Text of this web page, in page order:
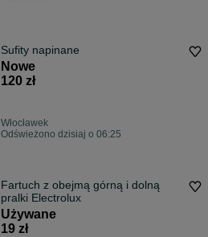
Sufity napinane
Nowe
120 zł
Włocławek
Odświeżono dzisiaj o 06:25
Fartuch z obejmą górną i dolną
pralki Electrolux
Używane
19 zł